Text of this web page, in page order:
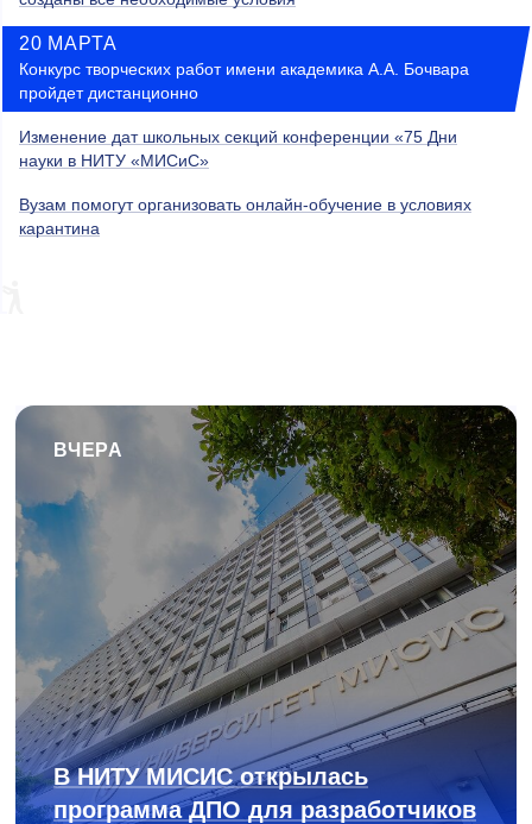
20 МАРТА
Конкурс творческих работ имени академика А.А. Бочвара
пройдет дистанционно
Изменение дат школьных секций конференции «75 Дни
науки в НИТУ «МИСиС»
Вузам помогут организовать онлайн-обучение в условиях
карантина
ВЧЕРА
В НИТУ МИСИС открылась
программа ДПО для разработчиков